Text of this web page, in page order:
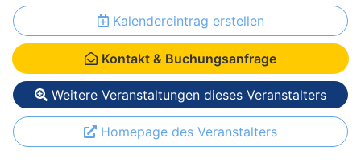
Kalendereintrag erstellen
Kontakt & Buchungsanfrage
Weitere Veranstaltungen dieses Veranstalters
Homepage des Veranstalters